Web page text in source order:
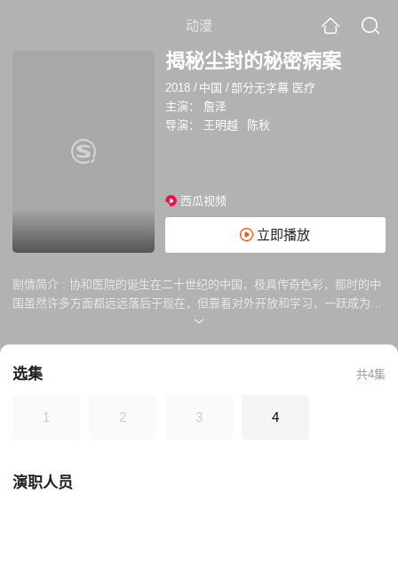
动漫
揭秘尘封的秘密病案
2018 / 中国 / 部分无字幕 医疗
主演：
詹泽
导演：
王明越 陈秋
西瓜视频
立即播放
剧情简介 : 协和医院的诞生在二十世纪的中国，极具传奇色彩，那时的中
国虽然许多方面都远远落后于现在，但靠着对外开放和学习，一跃成为在
世界上都首屈一指的一流医疗机构，本期纪录片将带你揭秘尘封的秘密病
选集 共4集
1 2 3 4
演职人员